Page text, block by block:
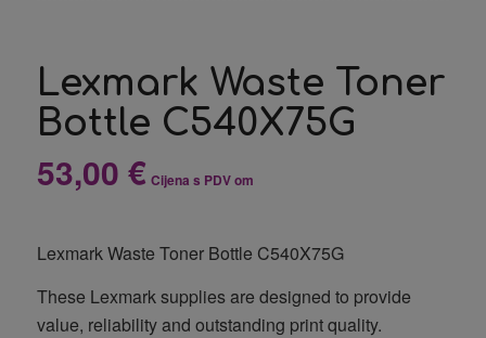
Lexmark Waste Toner
Bottle C540X75G
53,00 € Cijena s PDV om
Lexmark Waste Toner Bottle C540X75G
These Lexmark supplies are designed to provide
value, reliability and outstanding print quality.